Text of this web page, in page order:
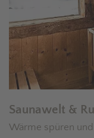
Saunawelt &
Wärme spüren und